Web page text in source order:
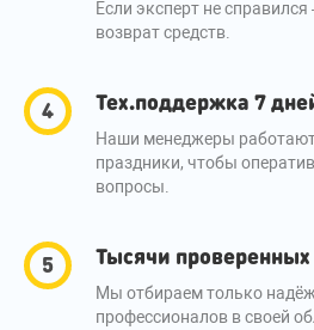
Если эксперт не
возврат средств.
Тех.поддержка 7
Наши менеджеры
праздники, чтобы
вопросы.
Тысячи проверенных
Мы отбираем только
профессионалов в своей